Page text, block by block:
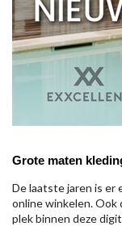
Grote maten
De laatste jaren is er
online winkelen.
plek binnen deze